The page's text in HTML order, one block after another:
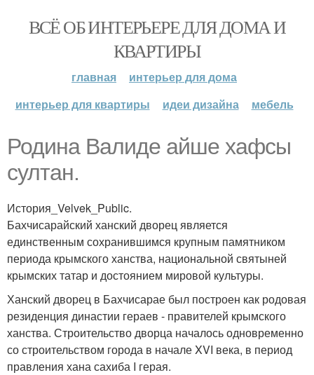
ВСЁ ОБ ИНТЕРЬЕРЕ ДЛЯ ДОМА И
КВАРТИРЫ
главная
интерьер для дома
интерьер для квартиры
идеи дизайна мебель
Родина Валиде айше хафсы
султан.
История_Velvek_Public.
Бахчисарайский ханский дворец является
единственным сохранившимся крупным памятником
периода крымского ханства, национальной святыней
крымских татар и достоянием мировой культуры.
Ханский дворец в Бахчисарае был построен как родовая
резиденция династии гераев - правителей крымского
ханства. Строительство дворца началось одновременно
со строительством города в начале XVI века, в период
правления хана сахиба I герая.